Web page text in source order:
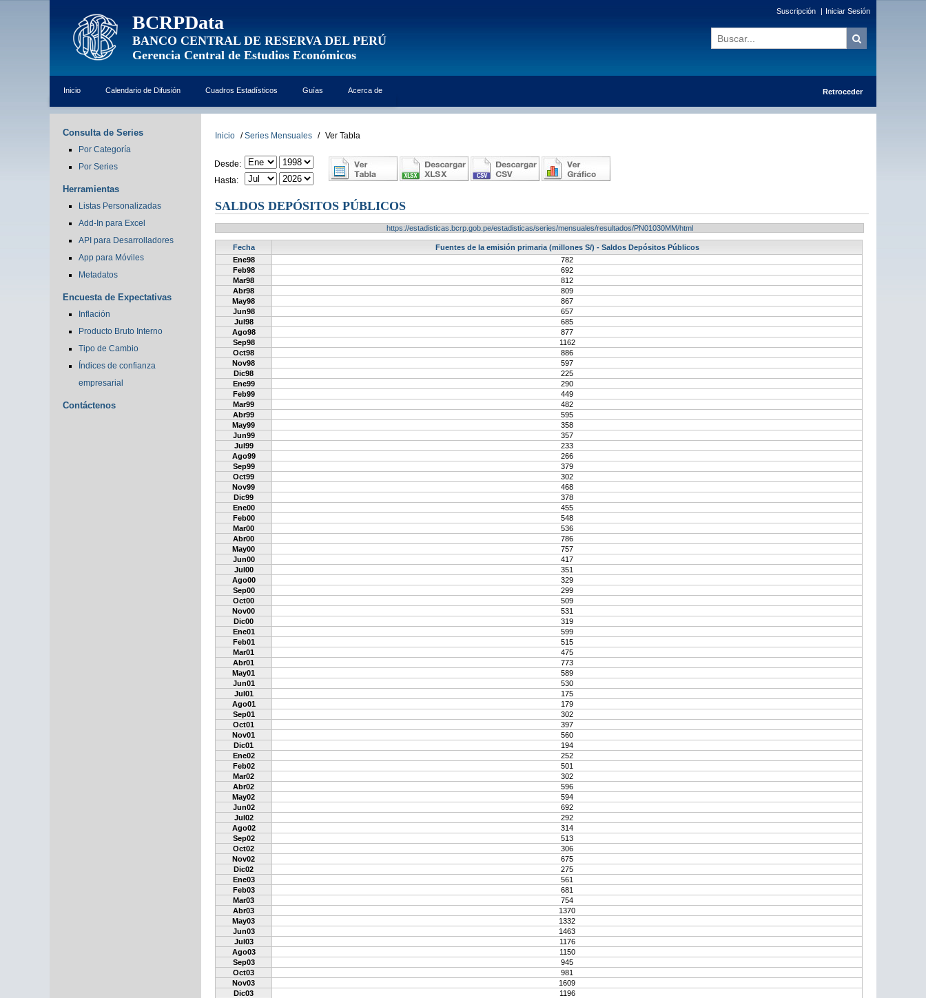
BCRPData
BANCO CENTRAL DE RESERVA DEL PERÚ
Gerencia Central de Estudios Económicos
Suscripción | Iniciar Sesión
Inicio Calendario de Difusión Cuadros Estadísticos Guías Acerca de Retroceder
Consulta de Series
Por Categoría
Por Series
Herramientas
Listas Personalizadas
Add-In para Excel
API para Desarrolladores
App para Móviles
Metadatos
Encuesta de Expectativas
Inflación
Producto Bruto Interno
Tipo de Cambio
Índices de confianza
empresarial
Contáctenos
Inicio / Series Mensuales / Ver Tabla
Desde:
Hasta:
SALDOS DEPÓSITOS PÚBLICOS
https://estadisticas.bcrp.gob.pe/estadisticas/series/mensuales/resultados/PN01030MM/html
Fecha
Fuentes de la emisión primaria (millones S/) - Saldos Depósitos Públicos
Ene98
782
Feb98
692
Mar98
812
Abr98
809
May98
867
Jun98
657
Jul98
685
Ago98
877
Sep98
1162
Oct98
886
Nov98
597
Dic98
225
Ene99
290
Feb99
449
Mar99
482
Abr99
595
May99
358
Jun99
357
Jul99
233
Ago99
266
Sep99
379
Oct99
302
Nov99
468
Dic99
378
Ene00
455
Feb00
548
Mar00
536
Abr00
786
May00
757
Jun00
417
Jul00
351
Ago00
329
Sep00
299
Oct00
509
Nov00
531
Dic00
319
Ene01
599
Feb01
515
Mar01
475
Abr01
773
May01
589
Jun01
530
Jul01
175
Ago01
179
Sep01
302
Oct01
397
Nov01
560
Dic01
194
Ene02
252
Feb02
501
Mar02
302
Abr02
596
May02
594
Jun02
692
Jul02
292
Ago02
314
Sep02
513
Oct02
306
Nov02
675
Dic02
275
Ene03
561
Feb03
681
Mar03
754
Abr03
1370
May03
1332
Jun03
1463
Jul03
1176
Ago03
1150
Sep03
945
Oct03
981
Nov03
1609
Dic03
1196